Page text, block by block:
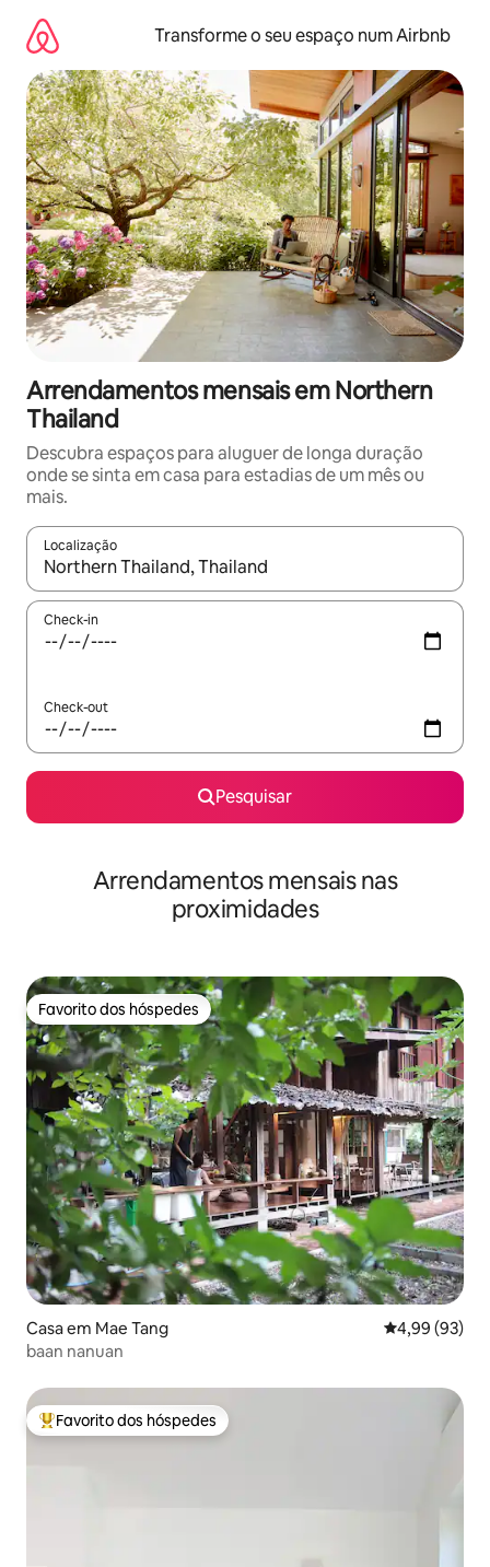
para
conteúdo
Transforme o seu espaço num Airbnb
Arrendamentos mensais em Northern
Thailand
Descubra espaços para aluguer de longa duração
onde se sinta em casa para estadias de um mês ou
mais.
Localização
Quando os resultados estiverem disponíveis, navegue com
Check-in
Check-out
Pesquisar
Arrendamentos mensais nas
proximidades
Favorito dos hóspedes
Favorito dos hóspedes
Casa em Mae Tang Classificação
4,99 (93)
baan nanuan
Favoritos dos hóspedes mais apreciados
Favorito dos hóspedes